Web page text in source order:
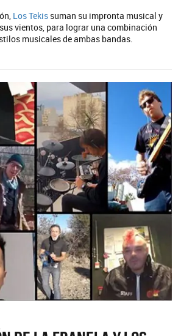
Los Tekis suman su impronta musical y
vientos, para lograr una combinación
musicales de ambas bandas.